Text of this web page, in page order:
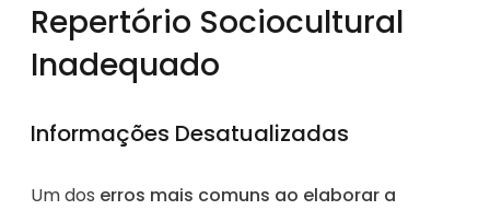
Repertório Sociocultural
Inadequado
Informações Desatualizadas
Um dos erros mais comuns ao elaborar a